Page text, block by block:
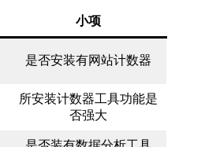
小项
是否安装有网站计数器
所安装计数器工具功能是
否强大